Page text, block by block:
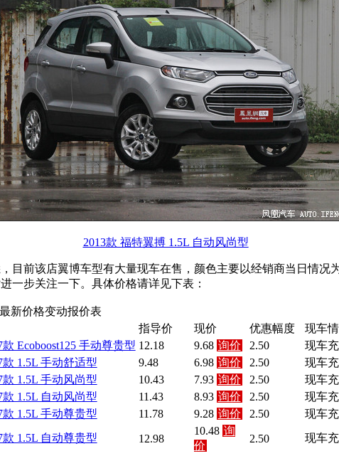
2013款 福特翼搏 1.5L 自动风尚型
目前该店翼博车型有大量现车在售，颜色主要以经销商当日情况
一步关注一下。具体价格请详见下表：
新价格变动报价表
指导价 现价 优惠幅度
现车
款 Ecoboost125 手动尊贵型 12.18 9.68 询价 2.50
现车
款 1.5L 手动舒适型
9.48 6.98 询价 2.50
现车
款 1.5L 手动风尚型
10.43 7.93 询价 2.50
现车
款 1.5L 自动风尚型
11.43 8.93 询价 2.50
现车
款 1.5L 手动尊贵型
11.78 9.28 询价 2.50
现车
款 1.5L 自动尊贵型
12.98
10.48 询
价
2.50 现车